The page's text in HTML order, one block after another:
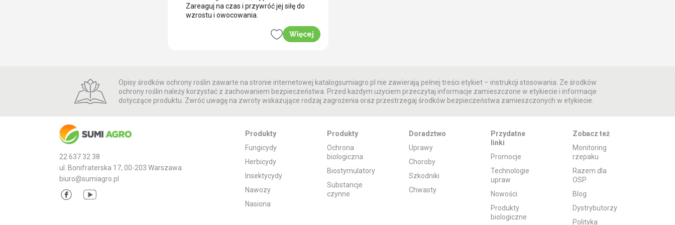
Zareaguj na czas i przywróć jej siłę do
wzrostu i owocowania.
Więcej
Opisy środków ochrony roślin zawarte na stronie internetowej katalogsumiagro.pl nie zawierają pełnej treści etykiet – instrukcji stosowania. Ze środków
ochrony roślin należy korzystać z zachowaniem bezpieczeństwa. Przed każdym użyciem przeczytaj informacje zamieszczone w etykiecie i informacje
dotyczące produktu. Zwróć uwagę na zwroty wskazujące rodzaj zagrożenia oraz przestrzegaj środków bezpieczeństwa zamieszczonych w etykiecie.
22 637 32 38
ul. Bonifraterska 17, 00-203 Warszawa
biuro@sumiagro.pl
Produkty
Fungicydy
Herbicydy
Insektycydy
Nawozy
Nasiona
Produkty
Ochrona
biologiczna
Biostymulatory
Substancje
czynne
Doradztwo
Uprawy
Choroby
Szkodniki
Chwasty
Przydatne
linki
Promocje
Technologie
upraw
Nowości
Produkty
biologiczne
Zobacz też
Monitoring
rzepaku
Razem dla
OSP
Blog
Dystrybutorzy
Polityka